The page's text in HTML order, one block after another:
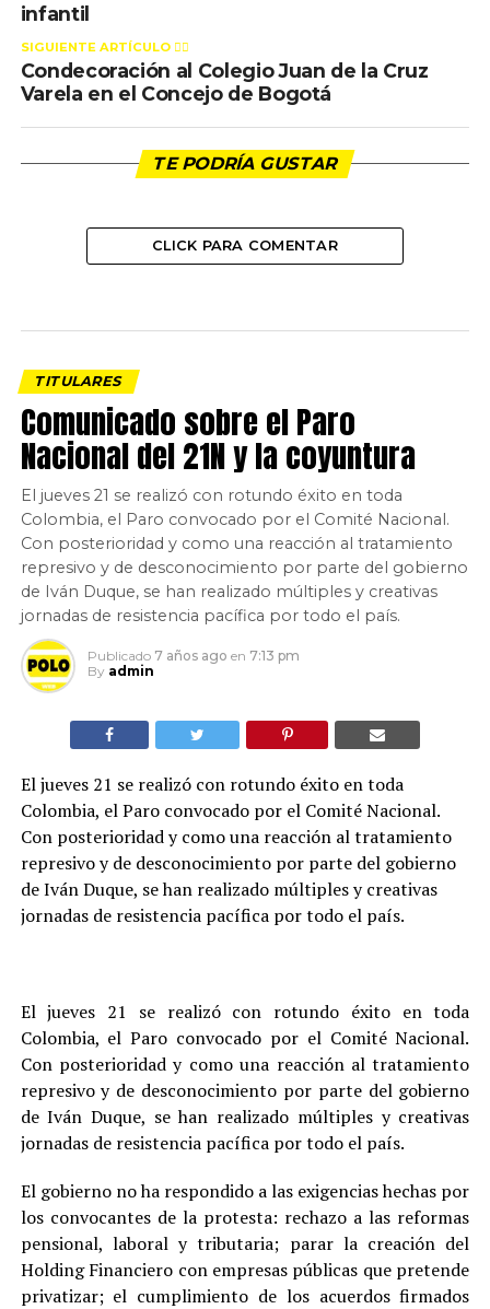
infantil
SIGUIENTE ARTÍCULO 👈🏻
Condecoración al Colegio Juan de la Cruz
Varela en el Concejo de Bogotá
TE PODRÍA GUSTAR
CLICK PARA COMENTAR
TITULARES
Comunicado sobre el Paro
Nacional del 21N y la coyuntura
El jueves 21 se realizó con rotundo éxito en toda
Colombia, el Paro convocado por el Comité Nacional.
Con posterioridad y como una reacción al tratamiento
represivo y de desconocimiento por parte del gobierno
de Iván Duque, se han realizado múltiples y creativas
jornadas de resistencia pacífica por todo el país.
Publicado 7 años ago en 7:13 pm
By admin
El jueves 21 se realizó con rotundo éxito en toda
Colombia, el Paro convocado por el Comité Nacional.
Con posterioridad y como una reacción al tratamiento
represivo y de desconocimiento por parte del gobierno
de Iván Duque, se han realizado múltiples y creativas
jornadas de resistencia pacífica por todo el país.
El jueves 21 se realizó con rotundo éxito en toda
Colombia, el Paro convocado por el Comité Nacional.
Con posterioridad y como una reacción al tratamiento
represivo y de desconocimiento por parte del gobierno
de Iván Duque, se han realizado múltiples y creativas
jornadas de resistencia pacífica por todo el país.
El gobierno no ha respondido a las exigencias hechas por
los convocantes de la protesta: rechazo a las reformas
pensional, laboral y tributaria; parar la creación del
Holding Financiero con empresas públicas que pretende
privatizar; el cumplimiento de los acuerdos firmados